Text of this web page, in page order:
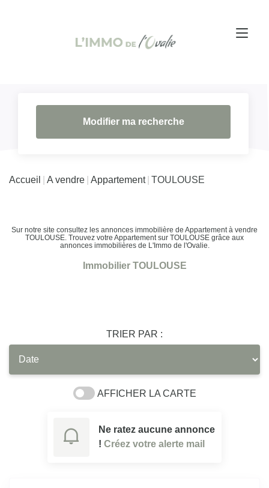
Modifier ma recherche
Accueil A vendre Appartement TOULOUSE
Sur notre site consultez les annonces immobilière de Appartement à vendre
TOULOUSE. Trouvez votre Appartement sur TOULOUSE grâce aux
annonces immobilières de L'Immo de l'Ovalie.
Immobilier TOULOUSE
TRIER PAR :
AFFICHER LA CARTE
Ne ratez aucune annonce
! Créez votre alerte mail